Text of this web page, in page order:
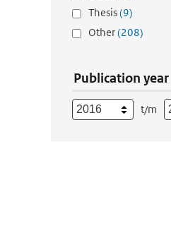
Thesis(9)
Other(208)
Publication year
t/m